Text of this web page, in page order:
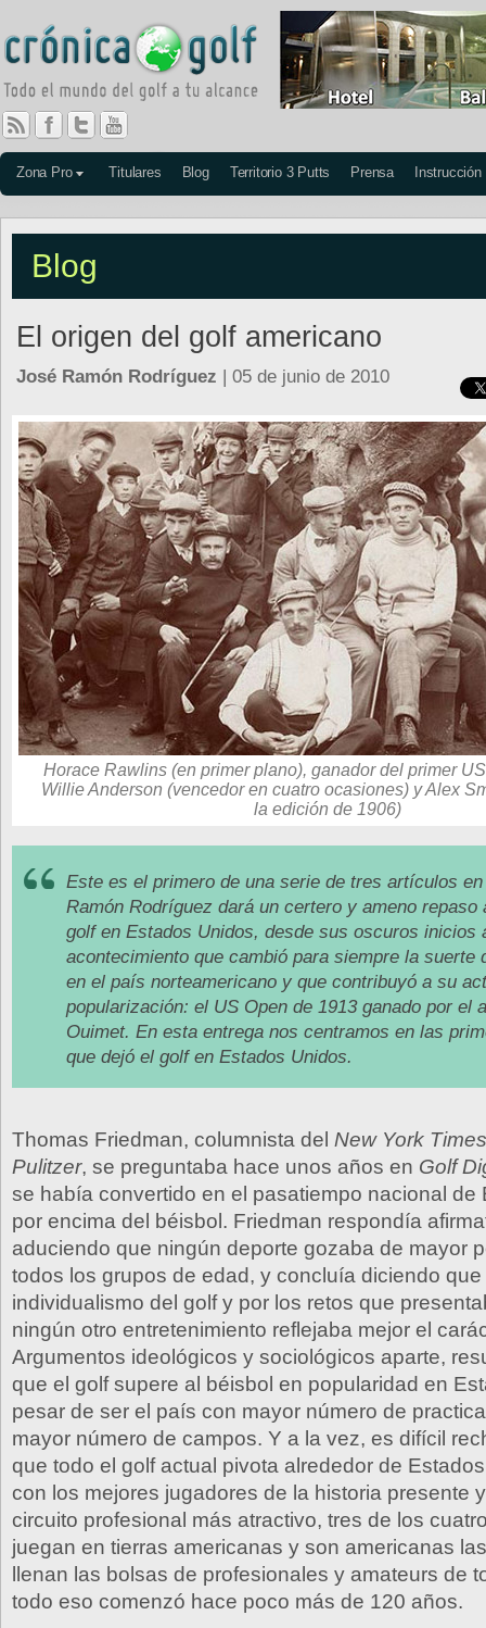
Zona Pro Titulares Blog Territorio 3 Putts Prensa Instrucción
Blog
El origen del golf americano
José Ramón Rodríguez | 05 de junio de 2010
Horace Rawlins (en primer plano), ganador del primer
Willie Anderson (vencedor en cuatro ocasiones) y Alex
la edición de 1906)
Este es el primero de una serie de tres artículos
Ramón Rodríguez dará un certero y ameno repaso
golf en Estados Unidos, desde sus oscuros inicios
acontecimiento que cambió para siempre la suerte
en el país norteamericano y que contribuyó a su
popularización: el US Open de 1913 ganado por el
Ouimet. En esta entrega nos centramos en las
que dejó el golf en Estados Unidos.
Thomas Friedman, columnista del New York Times
Pulitzer, se preguntaba hace unos años en Golf
se había convertido en el pasatiempo nacional de
por encima del béisbol. Friedman respondía
aduciendo que ningún deporte gozaba de mayor
todos los grupos de edad, y concluía diciendo que
individualismo del golf y por los retos que
ningún otro entretenimiento reflejaba mejor el
Argumentos ideológicos y sociológicos aparte,
que el golf supere al béisbol en popularidad en
pesar de ser el país con mayor número de
mayor número de campos. Y a la vez, es difícil
que todo el golf actual pivota alrededor de
con los mejores jugadores de la historia presente
circuito profesional más atractivo, tres de los
juegan en tierras americanas y son americanas
llenan las bolsas de profesionales y amateurs de
todo eso comenzó hace poco más de 120 años.